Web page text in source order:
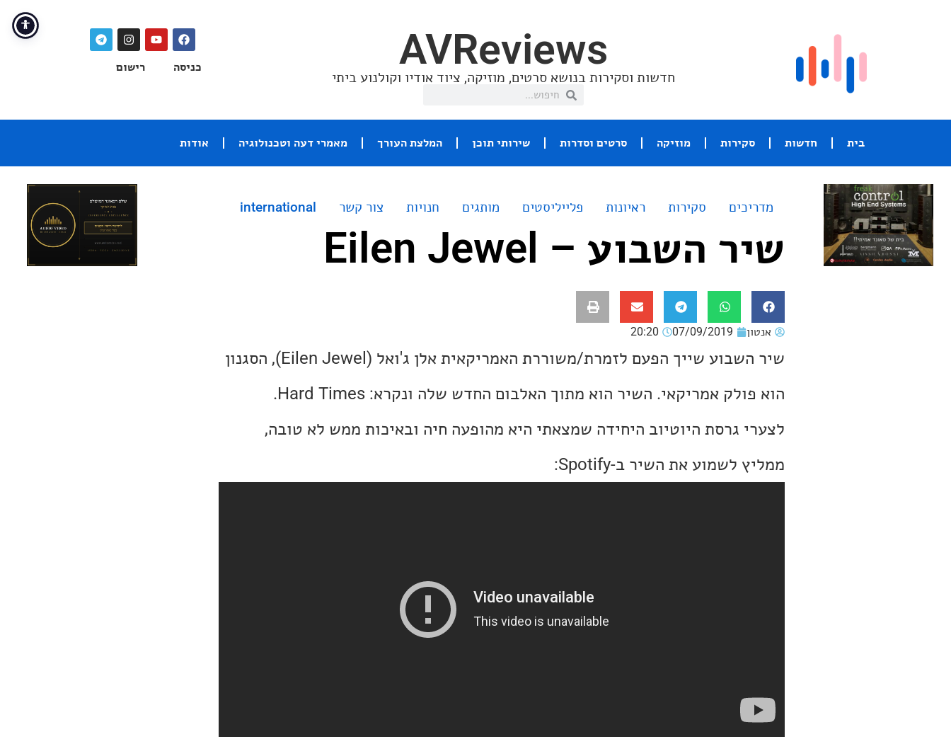
AVReviews
חדשות וסקירות בנושא סרטים, מוזיקה, ציוד אודיו וקולנוע ביתי
כניסה רישום
בית חדשות סקירות מוזיקה סרטים וסדרות שירותי תוכן המלצת העורך מאמרי דעה וטכנולוגיה אודות
מדריכים סקירות ראיונות פלייליסטים מותגים חנויות צור קשר international
שיר השבוע – Eilen Jewel
אנטון 07/09/2019
20:20
שיר השבוע שייך הפעם לזמרת/משוררת האמריקאית אלן ג'ואל (Eilen Jewel), הסגנון
הוא פולק אמריקאי. השיר הוא מתוך האלבום החדש שלה ונקרא: Hard Times.
לצערי גרסת היוטיוב היחידה שמצאתי היא מהופעה חיה ובאיכות ממש לא טובה,
ממליץ לשמוע את השיר ב-Spotify: